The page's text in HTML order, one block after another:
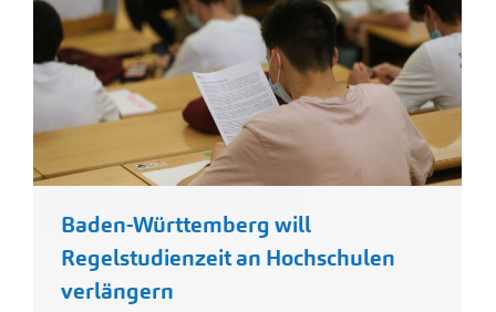
Baden-Württemberg will
Regelstudienzeit an Hochschulen
verlängern